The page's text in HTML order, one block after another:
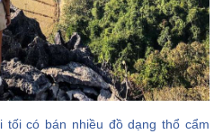
tối có bán nhiều đồ dạng thổ cẩm